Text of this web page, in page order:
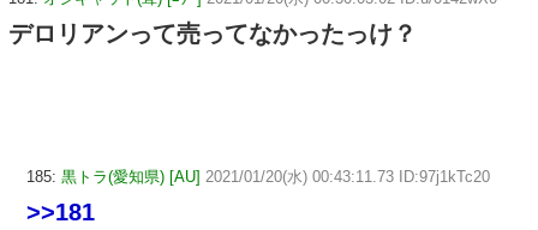
デロリアンって売ってなかったっけ？
185: 黒トラ(愛知県) [AU] 2021/01/20(水) 00:43:11.73 ID:97j1kTc20
>>181